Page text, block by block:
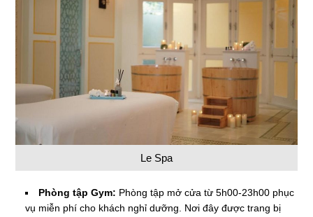
Le Spa
Phòng tập Gym: Phòng tập mở cửa từ 5h00-23h00 phục
vụ miễn phí cho khách nghỉ dưỡng. Nơi đây được trang bị